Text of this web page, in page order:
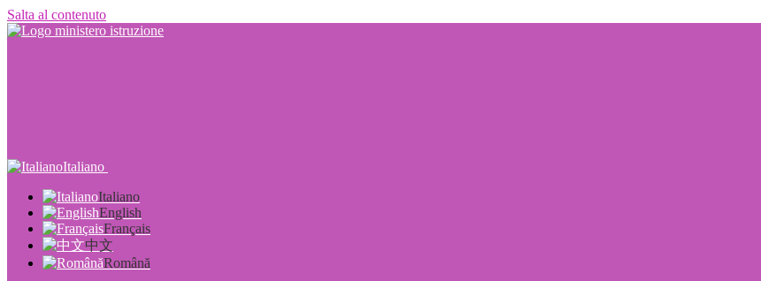
Salta al contenuto
Italiano
Italiano
English
Français
中文
Română